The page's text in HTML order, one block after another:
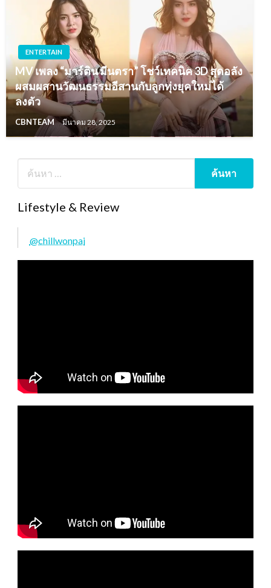
ENTERTAIN
MV เพลง “มาร์ติน มีนตรา” โชว์เทคนิค 3D สุดอลัง
ผสมผสานวัฒนธรรมอีสานกับลูกทุ่งยุคใหม่ได้
ลงตัว
CBNTEAM มีนาคม 28, 2025
Lifestyle & Review
@chillwonpai